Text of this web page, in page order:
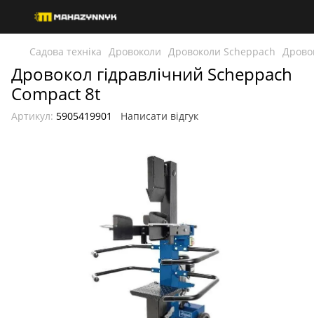
Садова техніка Дровоколи Дровоколи Scheppach
Дровокол гідравлічний Scheppach
Compact 8t
Артикул: 5905419901 Написати відгук